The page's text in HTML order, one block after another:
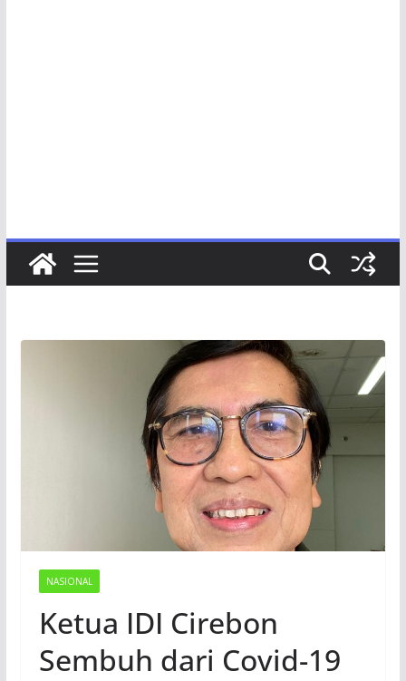
NASIONAL
Ketua IDI Cirebon
Sembuh dari Covid-19